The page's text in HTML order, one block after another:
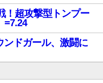
！超攻撃型トンプー
=7.24
ンドガール、激闘に